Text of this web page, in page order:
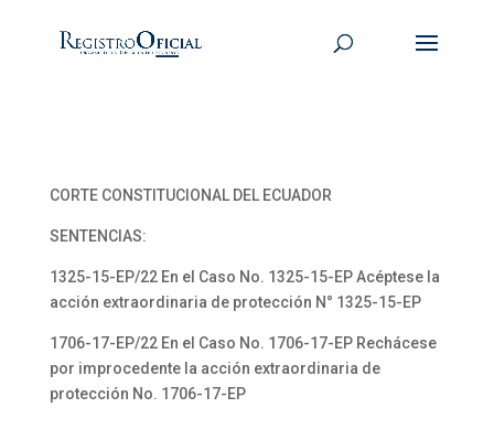
CORTE CONSTITUCIONAL DEL ECUADOR
SENTENCIAS:
1325-15-EP/22 En el Caso No. 1325-15-EP Acéptese la
acción extraordinaria de protección N° 1325-15-EP
1706-17-EP/22 En el Caso No. 1706-17-EP Rechácese
por improcedente la acción extraordinaria de
protección No. 1706-17-EP